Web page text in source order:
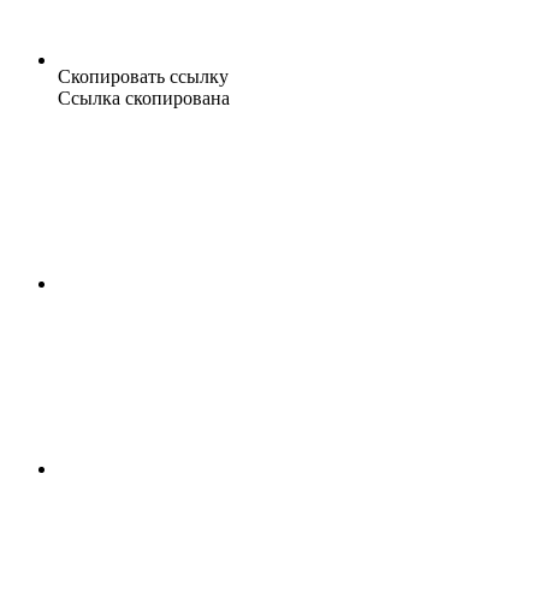
Скопировать ссылку
Ссылка скопирована